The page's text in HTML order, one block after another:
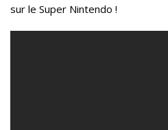
sur le Super Nintendo !